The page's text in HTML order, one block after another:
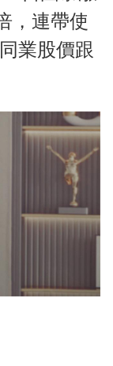
，連帶使
業股價跟